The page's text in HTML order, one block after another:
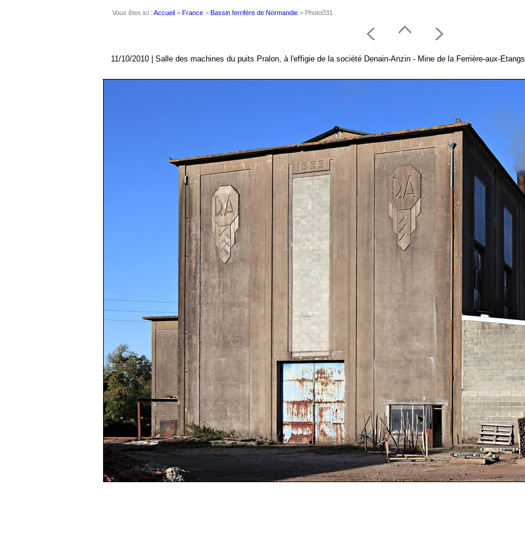
Vous êtes ici : Accueil > France > Bassin ferrifère de Normandie > Photo031
11/10/2010 | Salle des machines du puits Pralon, à l'effigie de la société Denain-Anzin - Mine de la Ferrière-aux-Etangs